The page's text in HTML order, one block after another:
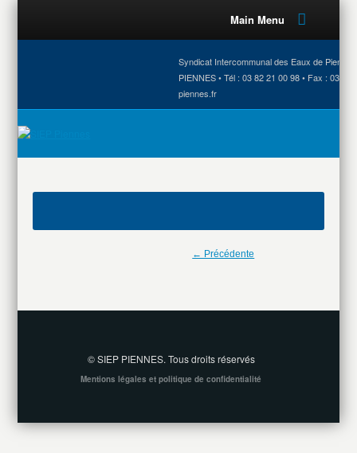
Main Menu
Syndicat Intercommunal des Eaux de
PIENNES • Tél : 03 82 21 00 98 • Fax : 03
piennes.fr
← Précédente
© SIEP PIENNES. Tous droits réservés
Mentions légales et politique de confidentialité